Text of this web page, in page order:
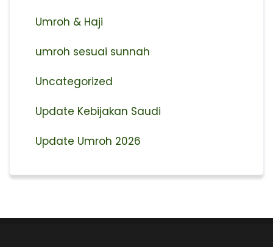
Umroh & Haji
umroh sesuai sunnah
Uncategorized
Update Kebijakan Saudi
Update Umroh 2026